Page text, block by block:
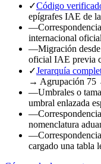
✓Código
epígrafes IAE de
—
internacional
—Migración
oficial IAE previa
✓Jerarquía
→ Agrupación 75
—Umbrales o
umbral enlazada
—
nomenclatura
—
cargado una tabla